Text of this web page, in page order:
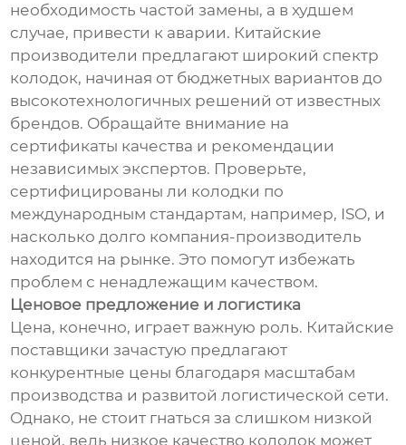
необходимость частой замены, а в худшем
случае, привести к аварии. Китайские
производители предлагают широкий спектр
колодок, начиная от бюджетных вариантов до
высокотехнологичных решений от известных
брендов. Обращайте внимание на
сертификаты качества и рекомендации
независимых экспертов. Проверьте,
сертифицированы ли колодки по
международным стандартам, например, ISO, и
насколько долго компания-производитель
находится на рынке. Это помогут избежать
проблем с ненадлежащим качеством.
Ценовое предложение и логистика
Цена, конечно, играет важную роль. Китайские
поставщики зачастую предлагают
конкурентные цены благодаря масштабам
производства и развитой логистической сети.
Однако, не стоит гнаться за слишком низкой
ценой, ведь низкое качество колодок может